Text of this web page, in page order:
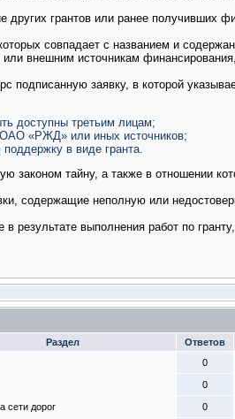
других грантов или ранее получивших
совпадает с названием и
внешним источникам
подписанную заявку, в которой
доступны третьим лицам;
ОАО «РЖД» или иных источников;
в виде гранта.
тайну, а также в отношении
содержащие неполную или
выполнения работ по
Раздел Ответов
0
0
сети дорог 0